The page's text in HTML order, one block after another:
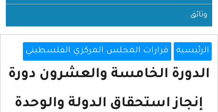
وثائق
الرئيسية قرارات المجلس المركزي الفلسطيني
الدورة الخامسة والعشرون دورة
إنجاز استحقاق الدولة والوحدة